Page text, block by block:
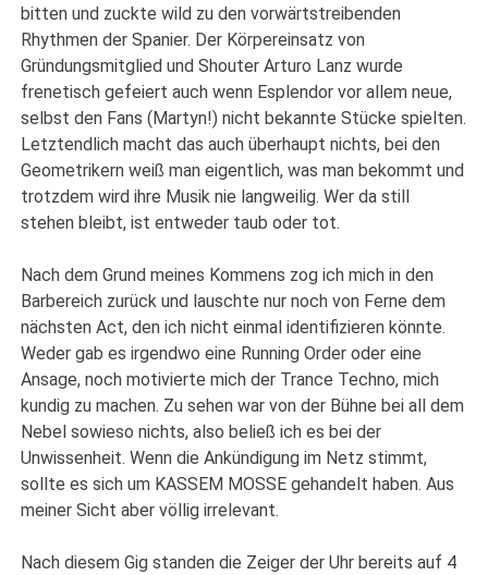
bitten und zuckte wild zu den vorwärtstreibenden
Rhythmen der Spanier. Der Körpereinsatz von
Gründungsmitglied und Shouter Arturo Lanz wurde
frenetisch gefeiert auch wenn Esplendor vor allem neue,
selbst den Fans (Martyn!) nicht bekannte Stücke spielten.
Letztendlich macht das auch überhaupt nichts, bei den
Geometrikern weiß man eigentlich, was man bekommt und
trotzdem wird ihre Musik nie langweilig. Wer da still
stehen bleibt, ist entweder taub oder tot.
Nach dem Grund meines Kommens zog ich mich in den
Barbereich zurück und lauschte nur noch von Ferne dem
nächsten Act, den ich nicht einmal identifizieren könnte.
Weder gab es irgendwo eine Running Order oder eine
Ansage, noch motivierte mich der Trance Techno, mich
kundig zu machen. Zu sehen war von der Bühne bei all dem
Nebel sowieso nichts, also beließ ich es bei der
Unwissenheit. Wenn die Ankündigung im Netz stimmt,
sollte es sich um KASSEM MOSSE gehandelt haben. Aus
meiner Sicht aber völlig irrelevant.
Nach diesem Gig standen die Zeiger der Uhr bereits auf 4